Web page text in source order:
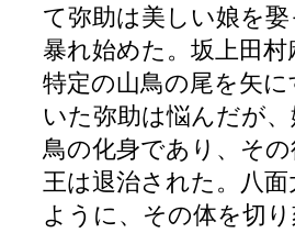
て弥助は美しい娘を
暴れ始めた。坂上田
特定の山鳥の尾を矢
いた弥助は悩んだが
鳥の化身であり、そ
王は退治された。八
ように、その体を切